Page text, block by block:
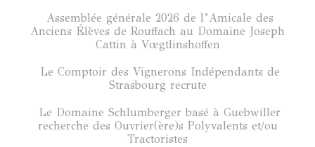
Assemblée générale 2026 de l’Amicale des
Anciens Élèves de Rouffach au Domaine Joseph
Cattin à Vœgtlinshoffen
Le Comptoir des Vignerons Indépendants de
Strasbourg recrute
Le Domaine Schlumberger basé à Guebwiller
recherche des Ouvrier(ère)s Polyvalents et/ou
Tractoristes